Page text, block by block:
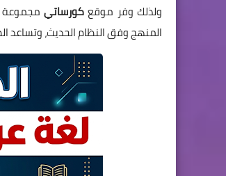
ولذلك وفر موقعكورساتي
المنهج وفق النظام الحديث، وتساعد